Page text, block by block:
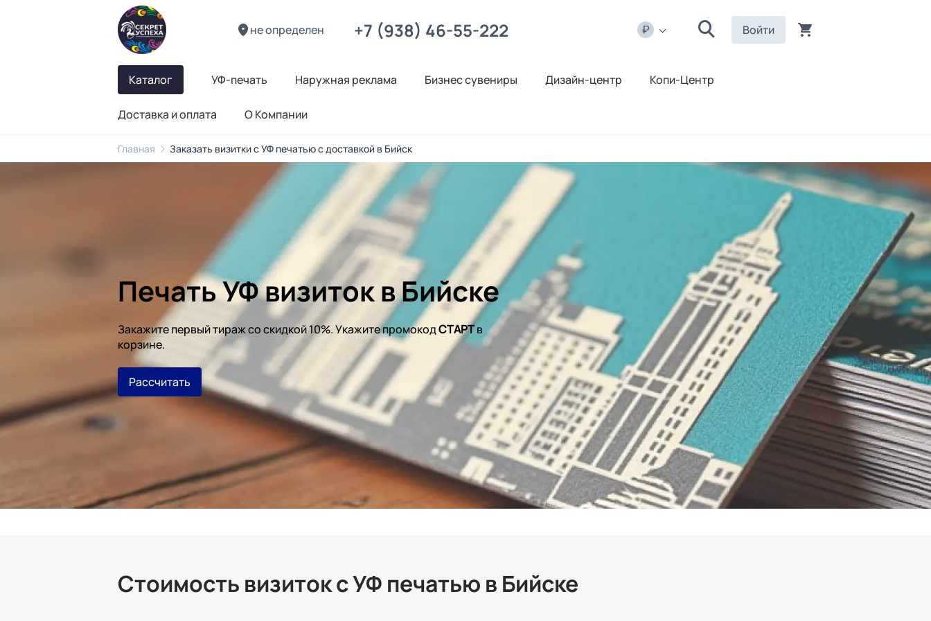
не определен +7 (938) 46-55-222 Войти
Каталог УФ-печать Наружная реклама Бизнес сувениры Дизайн-центр Копи-Центр
Доставка и оплата О Компании
Главная Заказать визитки с УФ печатью с доставкой в Бийск
Печать УФ визиток в Бийске
Закажите первый тираж со скидкой 10%. Укажите промокодСТАРТв
корзине.
Рассчитать
Стоимость визиток с УФ печатью в Бийске